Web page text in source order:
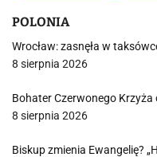
POLONIA
Wrocław: zasnęła w
8 sierpnia 2026
Bohater Czerwonego
8 sierpnia 2026
Biskup zmienia Ewangelię?